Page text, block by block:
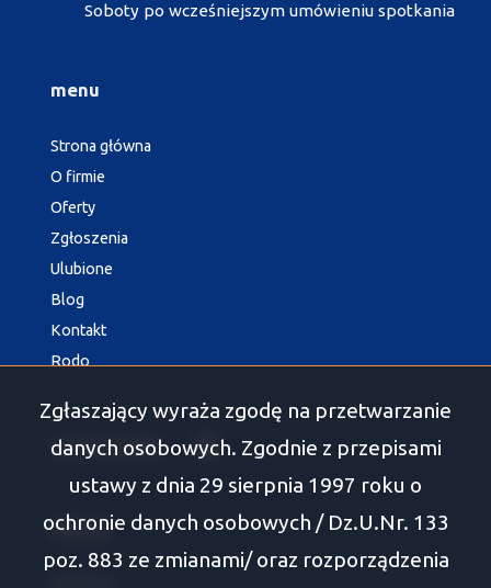
Soboty po wcześniejszym umówieniu spotkania
menu
Strona główna
O firmie
Oferty
Zgłoszenia
Ulubione
Blog
Kontakt
Rodo
social media Facebook
Oferty
Zgłaszający wyraża zgodę na przetwarzanie
danych osobowych. Zgodnie z przepisami
ustawy z dnia 29 sierpnia 1997 roku o
ochronie danych osobowych / Dz.U.Nr. 133
poz. 883 ze zmianami/ oraz rozporządzenia